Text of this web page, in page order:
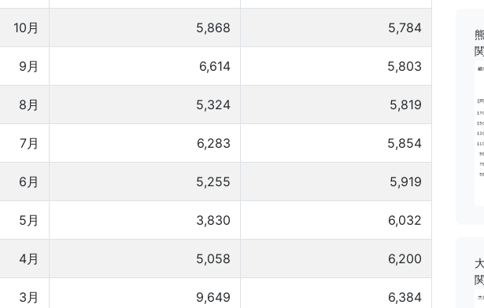
10月 5,868 5,784
9月 6,614 5,803
8月 5,324 5,819
7月 6,283 5,854
6月 5,255 5,919
5月 3,830 6,032
4月 5,058 6,200
3月 9,649 6,384